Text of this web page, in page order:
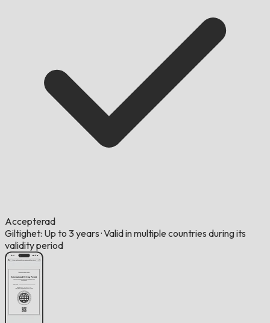
Accepterad
Giltighet: Up to 3 years ·Valid in multiple countries during its
validity period